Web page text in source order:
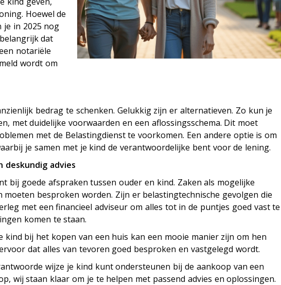
Hoewel de
je in 2025 nog
dat
notariële
wordt om
bedrag te schenken. Gelukkig zijn er alternatieven. Zo kun je
met duidelijke voorwaarden en een aflossingsschema. Dit moet
met de Belastingdienst te voorkomen. Een andere optie is om
je samen met je kind de verantwoordelijke bent voor de lening.
deskundig advies
bij goede afspraken tussen ouder en kind. Zaken als mogelijke
besproken worden. Zijn er belastingtechnische gevolgen die
met een financieel adviseur om alles tot in de puntjes goed vast te
komen te staan.
kind bij het kopen van een huis kan een mooie manier zijn om hen
dat alles van tevoren goed besproken en vastgelegd wordt.
wijze je kind kunt ondersteunen bij de aankoop van een
wij staan klaar om je te helpen met passend advies en oplossingen.